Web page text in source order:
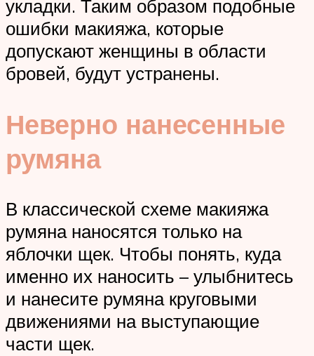
укладки. Таким образом подобные
ошибки макияжа, которые
допускают женщины в области
бровей, будут устранены.
Неверно нанесенные
румяна
В классической схеме макияжа
румяна наносятся только на
яблочки щек. Чтобы понять, куда
именно их наносить – улыбнитесь
и нанесите румяна круговыми
движениями на выступающие
части щек.